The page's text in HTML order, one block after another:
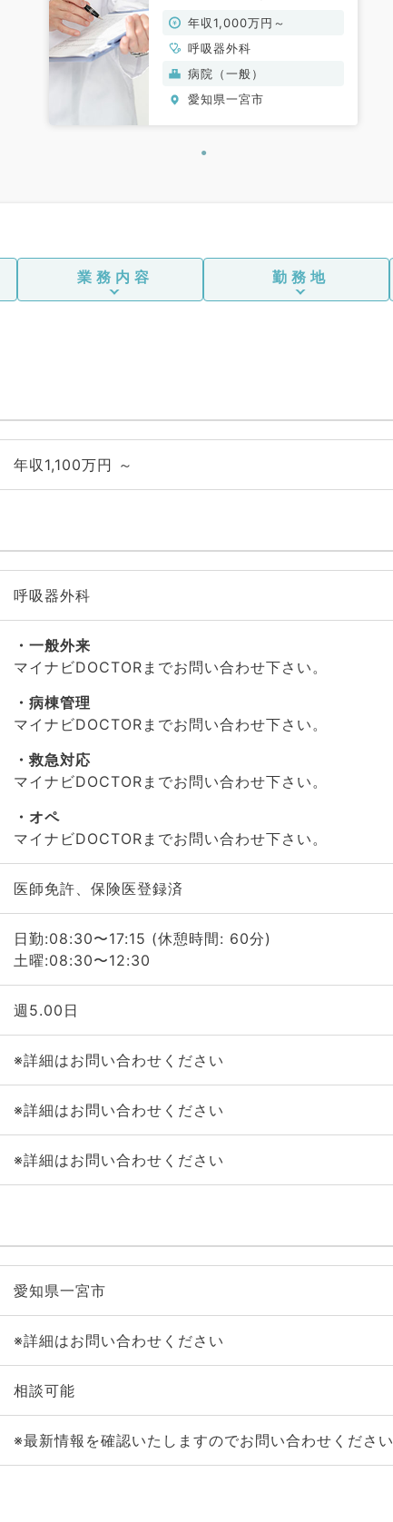
常勤）年収1,000万円～
呼吸器外科
病院（一般）
愛知県一宮市
業務内容 勤務地
年収1,100万円 ～
呼吸器外科
一般外来
マイナビDOCTORまでお問い合わせ下さい。
病棟管理
マイナビDOCTORまでお問い合わせ下さい。
救急対応
マイナビDOCTORまでお問い合わせ下さい。
オペ
マイナビDOCTORまでお問い合わせ下さい。
医師免許、保険医登録済
日勤:08:30〜17:15 (休憩時間: 60分)
土曜:08:30〜12:30
週5.00日
※詳細はお問い合わせください
※詳細はお問い合わせください
※詳細はお問い合わせください
愛知県一宮市
※詳細はお問い合わせください
相談可能
※最新情報を確認いたしますのでお問い合わせください